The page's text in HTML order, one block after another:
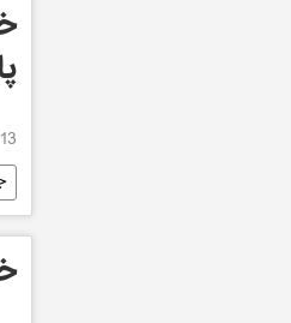
13 آوریل 2017, 20:37